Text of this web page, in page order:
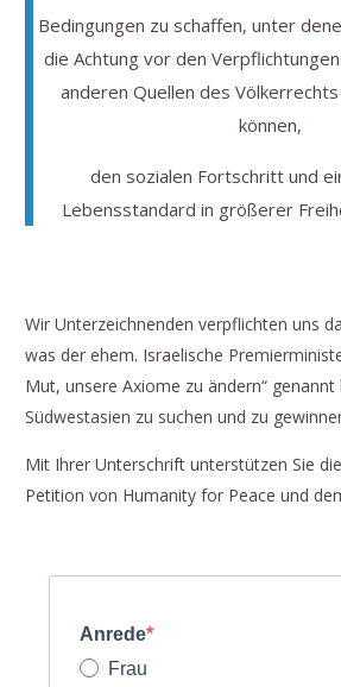
Bedingungen zu schaffen, unter
die Achtung vor den
anderen Quellen des
können,
den sozialen Fortschritt und
Lebensstandard in größerer
Wir Unterzeichnenden verpflichten uns
was der ehem. Israelische
Mut, unsere Axiome zu ändern“
Südwestasien zu suchen und zu
Mit Ihrer Unterschrift unterstützen Sie
Petition von Humanity for Peace und